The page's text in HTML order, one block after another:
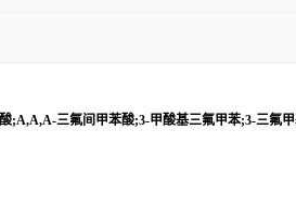
三氟间甲苯酸;3-甲酸基三氟甲苯;3-三氟